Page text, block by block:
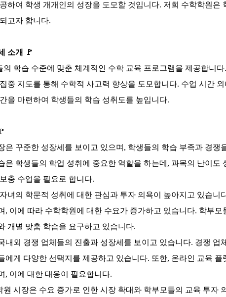
하여 학생 개개인의 성장을 도모할 것입니다. 저희 수학학원은
고자 합니다.
소개
🚩
의 학습 수준에 맞춘 체계적인 수학 교육 프로그램을 제공합니다.
중 지도를 통해 수학적 사고력 향상을 도모합니다. 수업 시간
을 마련하여 학생들의 학습 성취도를 높입니다.
🚩
은 꾸준한 성장세를 보이고 있으며, 학생들의 학습 부족과 경쟁
은 학생들의 학업 성취에 중요한 역할을 하는데, 과목의 난이도
충 수업을 필요로 합니다.
녀의 학문적 성취에 대한 관심과 투자 의욕이 높아지고 있습니
, 이에 따라 수학학원에 대한 수요가 증가하고 있습니다. 학부
개별 맞춤 학습을 요구하고 있습니다.
내외 경쟁 업체들의 진출과 성장세를 보이고 있습니다. 경쟁 업
에게 다양한 선택지를 제공하고 있습니다. 또한, 온라인 교육 플
, 이에 대한 대응이 필요합니다.
원 시장은 수요 증가로 인한 시장 확대와 학부모들의 교육 투자